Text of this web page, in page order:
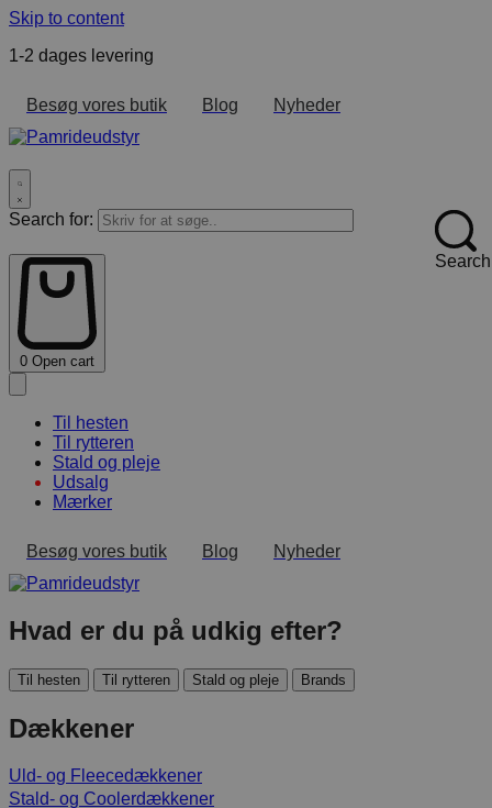
Skip to content
1-2 dages levering
Besøg vores butik Blog Nyheder
Search for:
Search
0 Open cart
Til hesten
Til rytteren
Stald og pleje
Udsalg
Mærker
Besøg vores butik Blog Nyheder
Hvad er du på udkig efter?
Til hesten Til rytteren Stald og pleje Brands
Dækkener
Uld- og Fleecedækkener
Stald- og Coolerdækkener